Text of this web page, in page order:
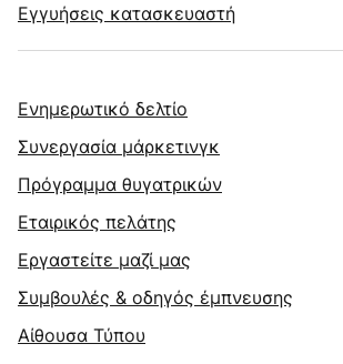
Εγγυήσεις κατασκευαστή
Ενημερωτικό δελτίο
Συνεργασία μάρκετινγκ
Πρόγραμμα θυγατρικών
Εταιρικός πελάτης
Εργαστείτε μαζί μας
Συμβουλές & οδηγός έμπνευσης
Αίθουσα Τύπου